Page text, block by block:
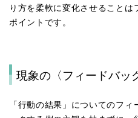
り方を柔軟に変化させること
ポイントです。
現象の〈フィードバッ
「行動の結果」についてのフ